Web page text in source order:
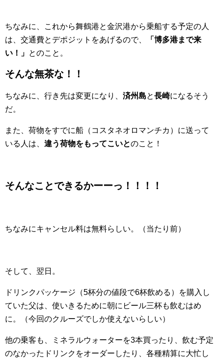
ちなみに、これから舞鶴港と金沢港から乗船する予定の人
は、交通費とデポジットをあげるので、
「博多港まで来
い！」 とのこと。
そんな無茶な！！
ちなみに、行き先は変更になり、 済州島と長崎になるそう
だ。
また、荷物をすでに船（コスタネオロマンチカ）に送って
いる人は、 違う荷物をもってこいとのこと！
そんなことできるかーーっ！！！！
ちなみにキャンセル料は無料らしい。（当たり前）
そして、翌日。
ドリンクパッケージ（5杯分の値段で6杯飲める）を購入し
ていた父は、使いきるために朝にビール三杯も飲むはめ
に。（今回のクルーズでしか使えないらしい）
他の乗客も、ミネラルウォーターを3本買ったり、飲む予定
のなかったドリンクをオーダーしたり、各種精算に大忙し